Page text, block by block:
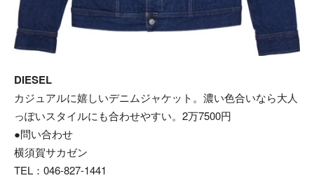
DIESEL
カジュアルに嬉しいデニムジャケット。濃い色合いなら大人
っぽいスタイルにも合わせやすい。2万7500円
●問い合わせ
横須賀サカゼン
TEL：046-827-1441